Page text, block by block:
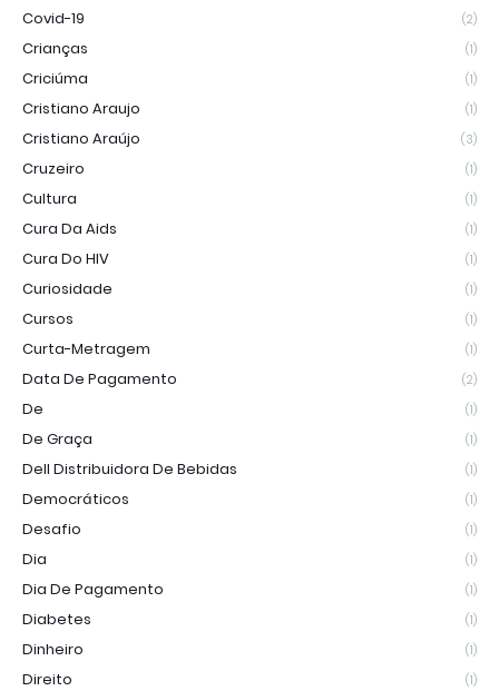
Covid-19 (2)
Crianças (1)
Criciúma (1)
Cristiano Araujo (1)
Cristiano Araújo (3)
Cruzeiro (1)
Cultura (1)
Cura Da Aids (1)
Cura Do HIV (1)
Curiosidade (1)
Cursos (1)
Curta-Metragem (1)
Data De Pagamento (2)
De (1)
De Graça (1)
Dell Distribuidora De Bebidas (1)
Democráticos (1)
Desafio (1)
Dia (1)
Dia De Pagamento (1)
Diabetes (1)
Dinheiro (1)
Direito (1)